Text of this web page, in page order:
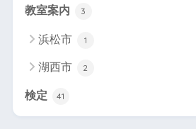
教室案内 3
浜松市 1
湖西市 2
検定 41